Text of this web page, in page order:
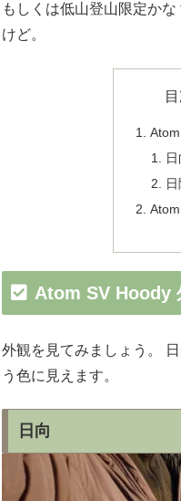
もしくは低山登山限定か
けど。
日
Atom SV Hoody
外観を見てみましょう。
う色に見えます。
日向